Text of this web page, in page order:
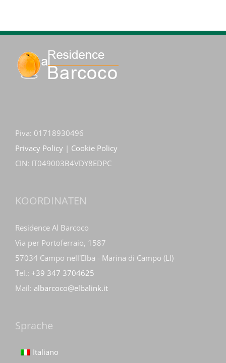
Piva: 01718930496
Privacy Policy | Cookie Policy
CIN: IT049003B4VDY8EDPC
KOORDINATEN
Residence Al Barcoco
Via per Portoferraio, 1587
57034 Campo nell'Elba - Marina di Campo (LI)
Tel.: +39 347 3704625
Mail: albarcoco@elbalink.it
Sprache
Italiano